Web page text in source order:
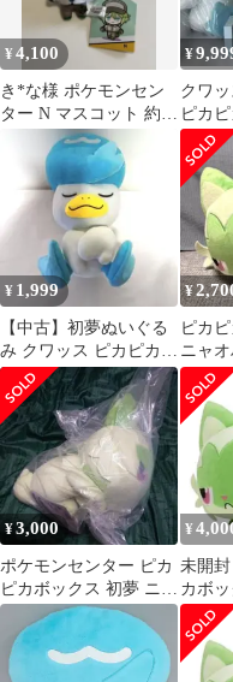
¥4,100
き*な様 ポケモンセン
ター N マスコット 約
¥
クワ
ピカ
夢 ま
ス フ
¥ 1,999
【中古】初夢ぬいぐる
み クワッス ピカピカボ
ックス
¥
ピカ
ニャ
み
¥3,000
ポケモンセンター ピカ
ピカボックス 初夢 ニャ
オハ 2023
¥
未開
カボッ
いぐ
グ付き